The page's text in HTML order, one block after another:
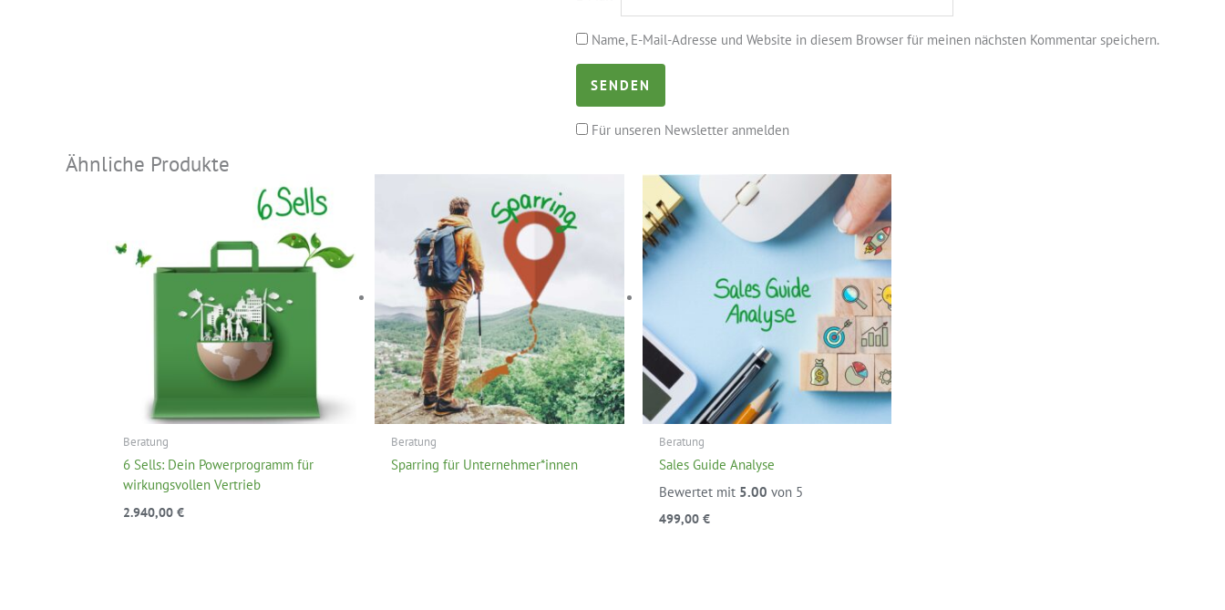
Name, E-Mail-Adresse und Website in diesem Browser für meinen nächsten Kommentar speichern.
Für unseren Newsletter anmelden
Ähnliche Produkte
Beratung
6 Sells: Dein Powerprogramm für
wirkungsvollen Vertrieb
2.940,00 €
Beratung
Sparring für Unternehmer*innen
Beratung
Sales Guide Analyse
Bewertet mit 5.00 von 5
499,00 €